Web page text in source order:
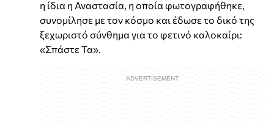
η ίδια η Αναστασία, η οποία φωτογραφήθηκε,
συνομίλησε με τον κόσμο και έδωσε το δικό της
ξεχωριστό σύνθημα για το φετινό καλοκαίρι:
«Σπάστε Τα».